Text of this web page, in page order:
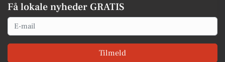
Få lokale nyheder GRATIS
Email
Tilmeld